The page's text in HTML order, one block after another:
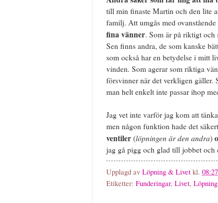
till min finaste Martin och den lite
familj. Att umgås med
fina vänner. Som är på riktigt och
Sen finns andra, de som kanske
som också har en betydelse i mitt
vinden. Som agerar som riktiga
försvinner när det verkligen gäller.
man helt enkelt inte passar ihop
Jag vet inte varför jag kom att
men någon funktion hade det
ventiler (löpningen är den andra)
jag gå pigg och glad till jobbet och
Upplagd av Löpning & Livet kl. 08:27
Etiketter: Funderingar, Livet, Löpning